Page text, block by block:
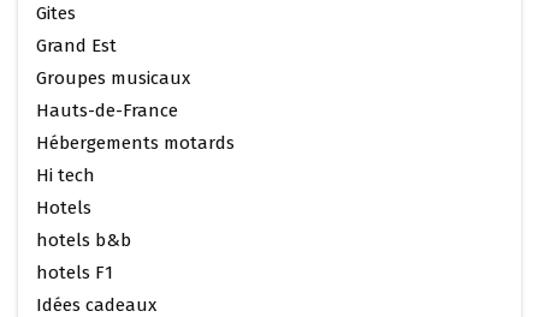
Gites
Grand Est
Groupes musicaux
Hauts-de-France
Hébergements motards
Hi tech
Hotels
hotels b&b
hotels F1
Idées cadeaux